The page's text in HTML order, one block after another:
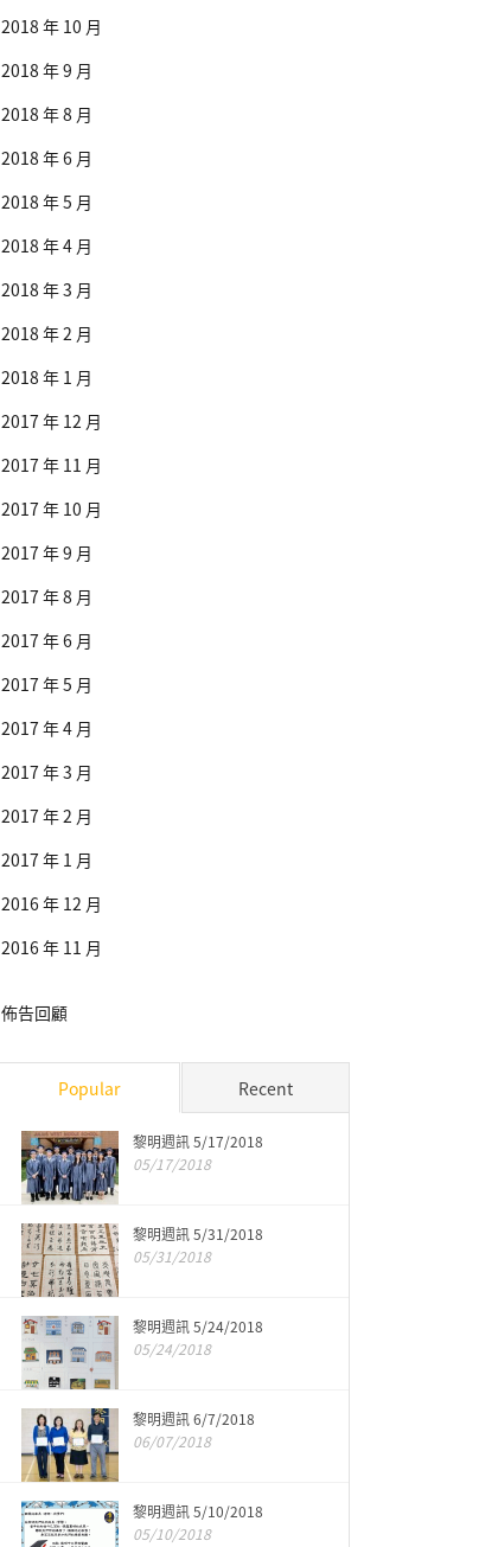
2018 年 10 月
2018 年 9 月
2018 年 8 月
2018 年 6 月
2018 年 5 月
2018 年 4 月
2018 年 3 月
2018 年 2 月
2018 年 1 月
2017 年 12 月
2017 年 11 月
2017 年 10 月
2017 年 9 月
2017 年 8 月
2017 年 6 月
2017 年 5 月
2017 年 4 月
2017 年 3 月
2017 年 2 月
2017 年 1 月
2016 年 12 月
2016 年 11 月
佈告回顧
Popular Recent
黎明週訊 5/17/2018
05/17/2018
黎明週訊 5/31/2018
05/31/2018
黎明週訊 5/24/2018
05/24/2018
黎明週訊 6/7/2018
06/07/2018
黎明週訊 5/10/2018
05/10/2018